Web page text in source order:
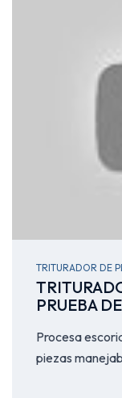
TRITURADOR DE
PRUEBA
Procesa
piezas